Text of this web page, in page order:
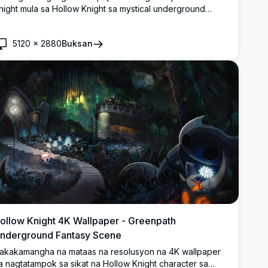
mula sa Hollow Knight sa mystical underground
may nail weapon sa atmospheric cave environment,
5120 × 2880Buksan
Knight 4K Wallpaper - Greenpath
Fantasy Scene
na mataas na resolusyon na 4K wallpaper
nagtatampok sa sikat na Hollow Knight character sa